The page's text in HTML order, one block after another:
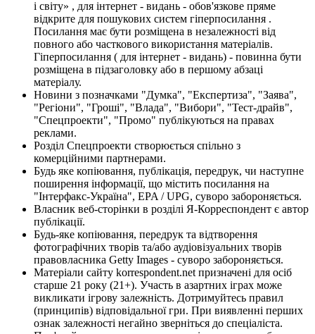
і світу» , для інтернет - видань - обов'язкове пряме
відкрите для пошукових систем гіперпосилання .
Посилання має бути розміщена в незалежності від
повного або часткового використання матеріалів.
Гіперпосилання ( для інтернет - видань) - повинна бути
розміщена в підзаголовку або в першому абзаці
матеріалу.
Новини з позначками "Думка", "Експертиза", "Заява",
"Регіони", "Гроші", "Влада", "Вибори", "Тест-драйв",
"Спецпроекти", "Промо" публікуються на правах
реклами.
Розділ Спецпроекти створюється спільно з
комерційними партнерами.
Будь яке копіювання, публікація, передрук, чи наступне
поширення інформації, що містить посилання на
"Інтерфакс-Україна", EPA / UPG, суворо забороняється.
Власник веб-сторінки в розділі Я-Корреспондент є автор
публікації.
Будь-яке копіювання, передрук та відтворення
фотографічних творів та/або аудіовізуальних творів
правовласника Getty Images - суворо забороняється.
Матеріали сайту korrespondent.net призначені для осіб
старше 21 року (21+). Участь в азартних іграх може
викликати ігрову залежність. Дотримуйтесь правил
(принципів) відповідальної гри. При виявленні перших
ознак залежності негайно зверніться до спеціаліста.